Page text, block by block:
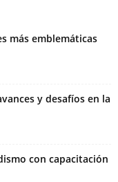
más emblemáticas
y desafíos en la
con capacitación